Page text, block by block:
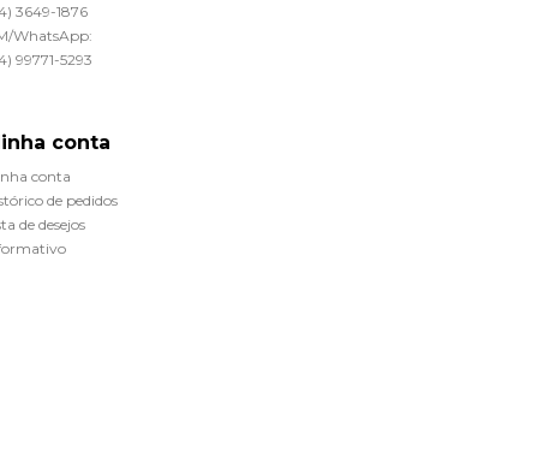
3649-1876
WhatsApp:
99771-5293
conta
conta
de pedidos
de desejos